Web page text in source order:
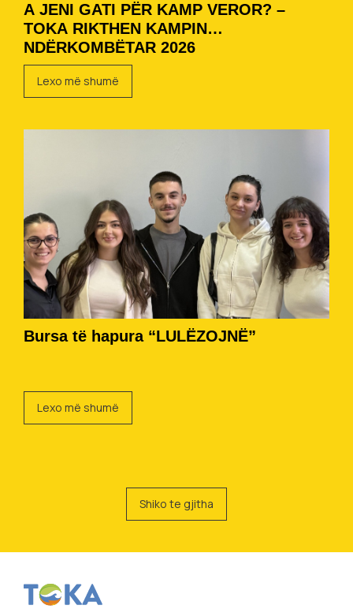
A JENI GATI PËR KAMP VEROR? –
TOKA RIKTHEN KAMPIN
NDËRKOMBËTAR 2026
Lexo më shumë
Bursa të hapura “LULËZOJNË”
Lexo më shumë
Shiko te gjitha